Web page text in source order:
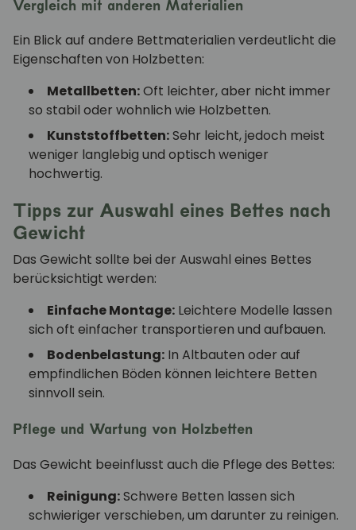
Vergleich mit anderen Materialien
Ein Blick auf andere Bettmaterialien verdeutlicht die
Eigenschaften von Holzbetten:
Metallbetten:Oft leichter, aber nicht immer
so stabil oder wohnlich wie Holzbetten.
Kunststoffbetten:Sehr leicht, jedoch meist
weniger langlebig und optisch weniger
hochwertig.
Tipps zur Auswahl eines Bettes nach
Gewicht
Das Gewicht sollte bei der Auswahl eines Bettes
berücksichtigt werden:
Einfache Montage: Leichtere Modelle lassen
sich oft einfacher transportieren und aufbauen.
Bodenbelastung: In Altbauten oder auf
empfindlichen Böden können leichtere Betten
sinnvoll sein.
Pflege und Wartung von Holzbetten
Das Gewicht beeinflusst auch die Pflege des Bettes:
Reinigung:Schwere Betten lassen sich
schwieriger verschieben, um darunter zu reinigen.